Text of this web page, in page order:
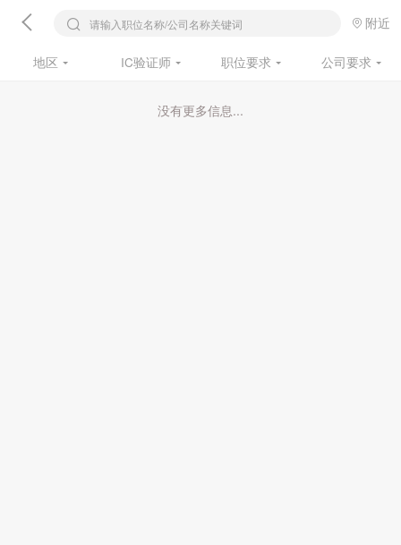
请输入职位名称/公司名称关键词 附近
地区 IC验证师 职位要求 公司要求
没有更多信息...